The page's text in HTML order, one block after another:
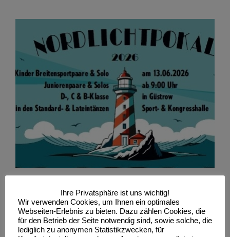
DTV Tanzturniere und
Breitensportwettbewerbe NORDLICHTPOKAL
13.Juni 2026
ERGEBNISSE & ERFOLGE NEWS
Tanzen
Tanzen Ergebnisse
DTV Tanzturniere und
Breitensportwettbewerbe
NORDLICHTPOKAL 13.Juni
Ihre Privatsphäre ist uns wichtig!
Wir verwenden Cookies, um Ihnen ein optimales
Webseiten-Erlebnis zu bieten. Dazu zählen Cookies, die
für den Betrieb der Seite notwendig sind, sowie solche, die
lediglich zu anonymen Statistikzwecken, für